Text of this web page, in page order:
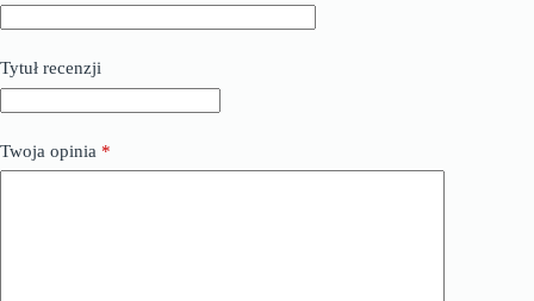
Tytuł recenzji
Twoja opinia *